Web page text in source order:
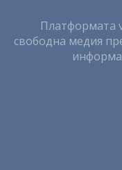
Платформата
свободна медия